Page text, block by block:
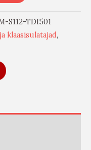
S112-TDI501
klaasisulatajad,